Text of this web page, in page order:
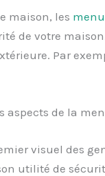
maison, les
de votre
Par
aspects de la
visuel des
utilité de